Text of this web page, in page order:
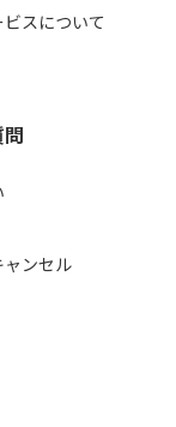
スについて
ンセル